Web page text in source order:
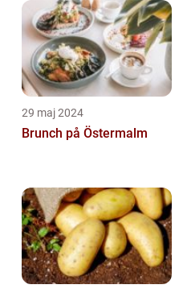
29 maj 2024
Brunch på Östermalm